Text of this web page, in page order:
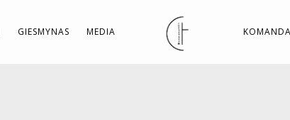
GIESMYNAS MEDIA KOMANDA